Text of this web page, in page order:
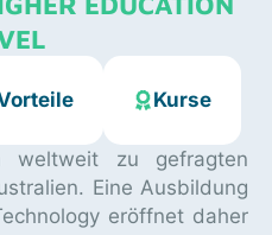
Kurse
weltweit zu gefragten
Eine Ausbildung
eröffnet daher